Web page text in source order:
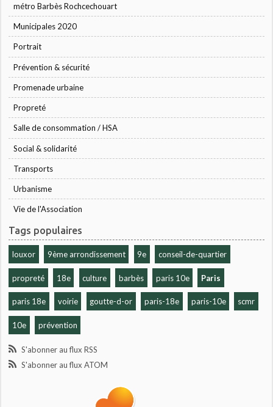
métro Barbès Rochcechouart
Municipales 2020
Portrait
Prévention & sécurité
Promenade urbaine
Propreté
Salle de consommation / HSA
Social & solidarité
Transports
Urbanisme
Vie de l'Association
Tags populaires
louxor 9ème arrondissement 9e conseil-de-quartier
propreté 18e culture barbès paris 10e Paris
paris 18e voirie goutte-d-or paris-18e paris-10e scmr
10e prévention
S'abonner au flux RSS
S'abonner au flux ATOM